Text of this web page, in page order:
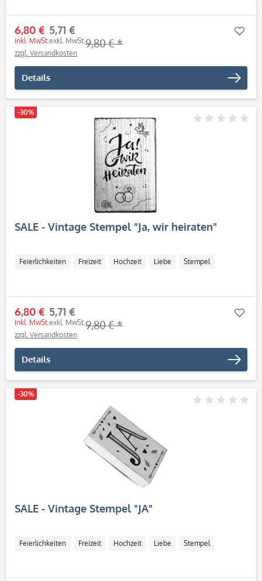
6,80 €
inkl. MwSt.
5,71 €
exkl. MwSt.9,80 € *
zzgl. Versandkosten
Details
-30%
SALE - Vintage Stempel "Ja, wir heiraten"
Feierlichkeiten Freizeit Hochzeit Liebe Stempel
6,80 €
inkl. MwSt.
5,71 €
exkl. MwSt.9,80 € *
zzgl. Versandkosten
Details
-30%
SALE - Vintage Stempel "JA"
Feierlichkeiten Freizeit Hochzeit Liebe Stempel